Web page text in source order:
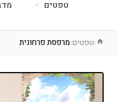
טפטים
›טפטים›מרפסת פרחונית